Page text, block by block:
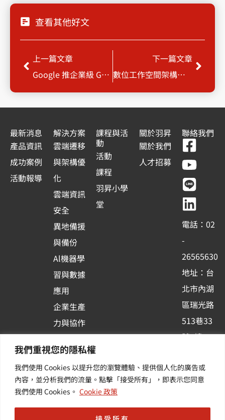
我們重視您的隱私權
我們使用 Cookies 以提升您的瀏覽體驗、提供個人化的廣告或
內容，並分析我們的流量。點擊「接受所有」，即表示您同意
我們使用 Cookies。 Cookie 政策
查看其他好文
上一頁
上一篇文章
Google 推企業級 Gemini Code Assist，可根據組織程式碼儲存庫生成建議
下一篇文章
數位工作空間架構演進 SASE實踐零信任存取
下一
最新消息
產品資訊
成功案例
活動報導
解決方案
雲端遷移
與架構優
化
雲端資訊
安全
異地備援
與備份
Al機器學
習與數據
應用
企業生產
力與協作
台應用
其他／加
值服務
課程與活
動
活動
課程
羽昇小學
堂
關於羽昇
關於我們
人才招募
聯絡我們
F
a
c
e
b
o
o
k
-
s
q
u
a
r
Y
o
u
t
u
b
e
L
i
n
e
L
i
n
k
e
d
i
n
電話：02
-
26565630
地址：台
北市內湖
區瑞光路
513巷33
號6樓
新訊 | 提
供您最新